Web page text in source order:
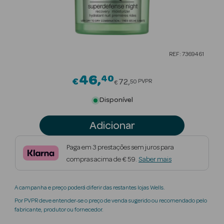
Beauty Season
Nutricosmética
Perfumes
Beauty Season
REF: 7369461
€46 40Price reduced from
€ 72 50 PVPR
Disponível
Adicionar
Paga em 3 prestações sem juros para
compras acima de € 59. Saber mais
A campanha e preço poderá diferir das restantes lojas Wells.
Por PVPR deve entender-se o preço de venda sugerido ou recomendado pelo
fabricante, produtor ou fornecedor.